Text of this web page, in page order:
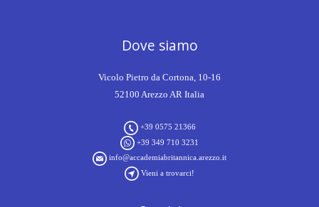
Dove siamo
Vicolo Pietro da Cortona, 10-16
52100 Arezzo AR Italia
+39 0575 21366
+39 349 710 3231
info@accademiabritannica.arezzo.it
Vieni a trovarci!